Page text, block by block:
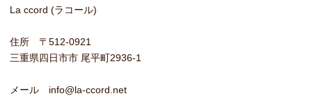
La ccord (ラコール)
住所 〒512-0921
三重県四日市市 尾平町2936-1
メール info@la-ccord.net